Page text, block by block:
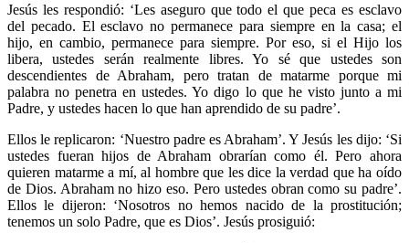
Jesús les respondió: ‘Les aseguro que todo el que peca es esclavo
del pecado. El esclavo no permanece para siempre en la casa; el
hijo, en cambio, permanece para siempre. Por eso, si el Hijo los
libera, ustedes serán realmente libres. Yo sé que ustedes son
descendientes de Abraham, pero tratan de matarme porque mi
palabra no penetra en ustedes. Yo digo lo que he visto junto a mi
Padre, y ustedes hacen lo que han aprendido de su padre’.
Ellos le replicaron: ‘Nuestro padre es Abraham’. Y Jesús les dijo: ‘Si
ustedes fueran hijos de Abraham obrarían como él. Pero ahora
quieren matarme a mí, al hombre que les dice la verdad que ha oído
de Dios. Abraham no hizo eso. Pero ustedes obran como su padre’.
Ellos le dijeron: ‘Nosotros no hemos nacido de la prostitución;
tenemos un solo Padre, que es Dios’. Jesús prosiguió: